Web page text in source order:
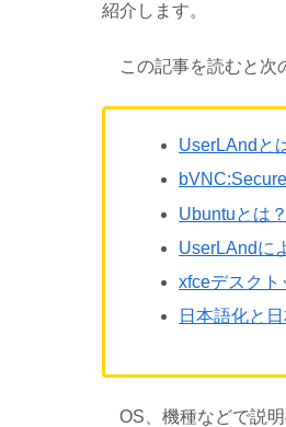
紹介します。
この記事を読むと次
UserLAndと
Ubuntuとは？
UserLAndに
xfceデスク
日本語化と
OS、機種などで説明